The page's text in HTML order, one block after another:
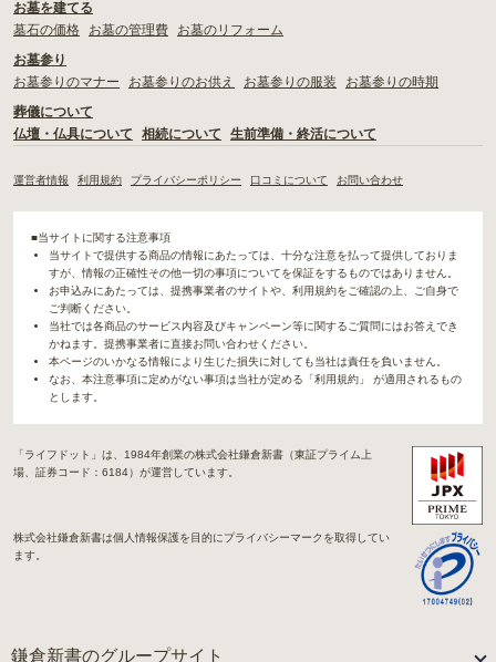
お墓を建てる
墓石の価格
お墓の管理費
お墓のリフォーム
お墓参り
お墓参りのマナー
お墓参りのお供え お墓参りの服装
お墓参りの時期
葬儀について
仏壇・仏具について
相続について 生前準備・終活について
運営者情報 利用規約 プライバシーポリシー 口コミについて お問い合わせ
■当サイトに関する注意事項
当サイトで提供する商品の情報にあたっては、十分な注意を払って提供しておりま
すが、情報の正確性その他一切の事項についてを保証をするものではありません。
お申込みにあたっては、提携事業者のサイトや、利用規約をご確認の上、ご自身で
ご判断ください。
当社では各商品のサービス内容及びキャンペーン等に関するご質問にはお答えでき
かねます。提携事業者に直接お問い合わせください。
本ページのいかなる情報により生じた損失に対しても当社は責任を負いません。
なお、本注意事項に定めがない事項は当社が定める「利用規約」 が適用されるもの
とします。
「ライフドット」は、1984年創業の株式会社鎌倉新書（東証プライム上
場、証券コード：6184）が運営しています。
株式会社鎌倉新書は個人情報保護を目的にプライバシーマークを取得してい
ます。
鎌倉新書のグループサイト